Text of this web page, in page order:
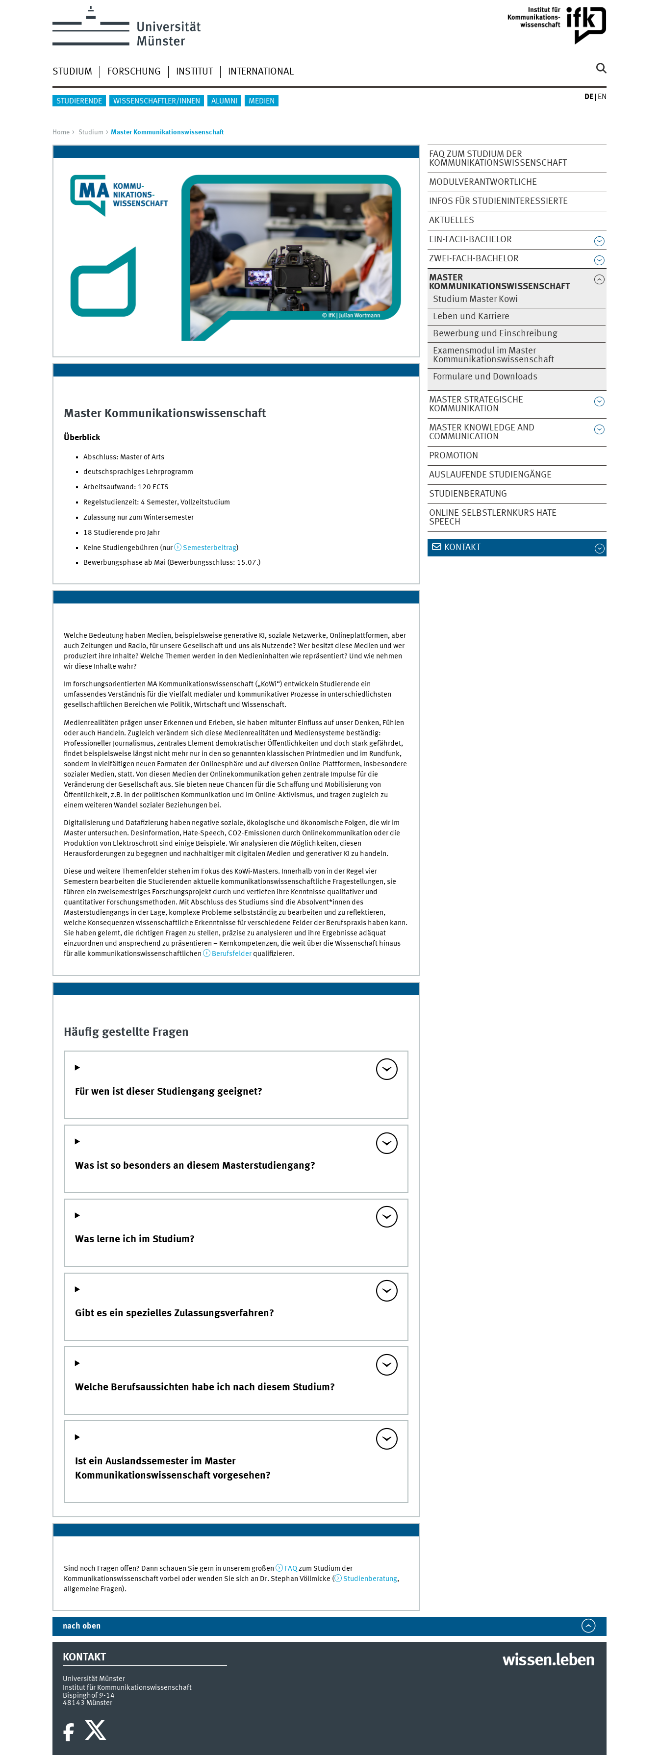
STUDIUM FORSCHUNG INSTITUT INTERNATIONAL
STUDIERENDE WISSENSCHAFTLER/INNEN ALUMNI MEDIEN
DE EN
Home Studium Master Kommunikationswissenschaft
FAQ ZUM STUDIUM DER
KOMMUNIKATIONSWISSENSCHAFT
MODULVERANTWORTLICHE
INFOS FÜR STUDIENINTERESSIERTE
AKTUELLES
EIN-FACH-BACHELOR
ZWEI-FACH-BACHELOR
MASTER
KOMMUNIKATIONSWISSENSCHAFT
Studium Master Kowi
Leben und Karriere
Bewerbung und Einschreibung
Examensmodul im Master
Kommunikationswissenschaft
Formulare und Downloads
MASTER STRATEGISCHE
KOMMUNIKATION
MASTER KNOWLEDGE AND
COMMUNICATION
PROMOTION
AUSLAUFENDE STUDIENGÄNGE
STUDIENBERATUNG
ONLINE-SELBSTLERNKURS HATE
SPEECH
Master Kommunikationswissenschaft
Überblick
Abschluss: Master of Arts
deutschsprachiges Lehrprogramm
Arbeitsaufwand: 120 ECTS
Regelstudienzeit: 4 Semester, Vollzeitstudium
Zulassung nur zum Wintersemester
18 Studierende pro Jahr
Keine Studiengebühren (nur
Semesterbeitrag)
Bewerbungsphase ab Mai (Bewerbungsschluss: 15.07.)
Welche Bedeutung haben Medien, beispielsweise generative KI, soziale Netzwerke, Onlineplattformen, aber
auch Zeitungen und Radio, für unsere Gesellschaft und uns als Nutzende? Wer besitzt diese Medien und wer
produziert ihre Inhalte? Welche Themen werden in den Medieninhalten wie repräsentiert? Und wie nehmen
wir diese Inhalte wahr?
Im forschungsorientierten MA Kommunikationswissenschaft („KoWi“) entwickeln Studierende ein
umfassendes Verständnis für die Vielfalt medialer und kommunikativer Prozesse in unterschiedlichsten
gesellschaftlichen Bereichen wie Politik, Wirtschaft und Wissenschaft.
Medienrealitäten prägen unser Erkennen und Erleben, sie haben mitunter Einfluss auf unser Denken, Fühlen
oder auch Handeln. Zugleich verändern sich diese Medienrealitäten und Mediensysteme beständig:
Professioneller Journalismus, zentrales Element demokratischer Öffentlichkeiten und doch stark gefährdet,
findet beispielsweise längst nicht mehr nur in den so genannten klassischen Printmedien und im Rundfunk,
sondern in vielfältigen neuen Formaten der Onlinesphäre und auf diversen Online-Plattformen, insbesondere
sozialer Medien, statt. Von diesen Medien der Onlinekommunikation gehen zentrale Impulse für die
Veränderung der Gesellschaft aus. Sie bieten neue Chancen für die Schaffung und Mobilisierung von
Öffentlichkeit, z.B. in der politischen Kommunikation und im Online-Aktivismus, und tragen zugleich zu
einem weiteren Wandel sozialer Beziehungen bei.
Digitalisierung und Datafizierung haben negative soziale, ökologische und ökonomische Folgen, die wir im
Master untersuchen. Desinformation, Hate-Speech, CO2-Emissionen durch Onlinekommunikation oder die
Produktion von Elektroschrott sind einige Beispiele. Wir analysieren die Möglichkeiten, diesen
Herausforderungen zu begegnen und nachhaltiger mit digitalen Medien und generativer KI zu handeln.
Diese und weitere Themenfelder stehen im Fokus des KoWi-Masters. Innerhalb von in der Regel vier
Semestern bearbeiten die Studierenden aktuelle kommunikationswissenschaftliche Fragestellungen, sie
führen ein zweisemestriges Forschungsprojekt durch und vertiefen ihre Kenntnisse qualitativer und
quantitativer Forschungsmethoden. Mit Abschluss des Studiums sind die Absolvent*innen des
Masterstudiengangs in der Lage, komplexe Probleme selbstständig zu bearbeiten und zu reflektieren,
welche Konsequenzen wissenschaftliche Erkenntnisse für verschiedene Felder der Berufspraxis haben kann.
Sie haben gelernt, die richtigen Fragen zu stellen, präzise zu analysieren und ihre Ergebnisse adäquat
einzuordnen und ansprechend zu präsentieren – Kernkompetenzen, die weit über die Wissenschaft hinaus
für alle kommunikationswissenschaftlichen
Berufsfelderqualifizieren.
Häufig gestellte Fragen
Für wen ist dieser Studiengang geeignet?
Was ist so besonders an diesem Masterstudiengang?
Was lerne ich im Studium?
Gibt es ein spezielles Zulassungsverfahren?
Welche Berufsaussichten habe ich nach diesem Studium?
Ist ein Auslandssemester im Master
Kommunikationswissenschaft vorgesehen?
Sind noch Fragen offen? Dann schauen Sie gern in unserem großen FAQzum Studium der
Kommunikationswissenschaft vorbei oder wenden Sie sich an Dr. Stephan Völlmicke (
Studienberatung,
allgemeine Fragen).
KONTAKT
nach oben
KONTAKT
Universität Münster
Institut für Kommunikationswissenschaft
Bispinghof 9-14
48143 Münster
wissen.leben